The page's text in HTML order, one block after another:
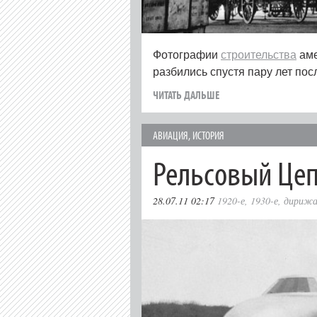
Фотографии строительства
разбились спустя пару лет
ЧИТАТЬ ДАЛЬШЕ
АВИАЦИЯ, ИСТОРИЯ
Рельсовый
28.07.11 02:17 1920-е 1930-е